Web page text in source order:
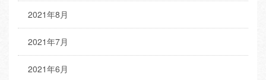
2021年8月
2021年7月
2021年6月